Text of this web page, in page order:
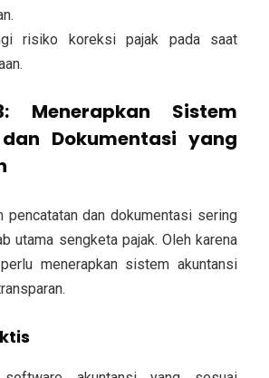
risiko koreksi pajak pada saat
Menerapkan Sistem
Dokumentasi yang
pencatatan dan dokumentasi sering
utama sengketa pajak. Oleh karena
menerapkan sistem akuntansi